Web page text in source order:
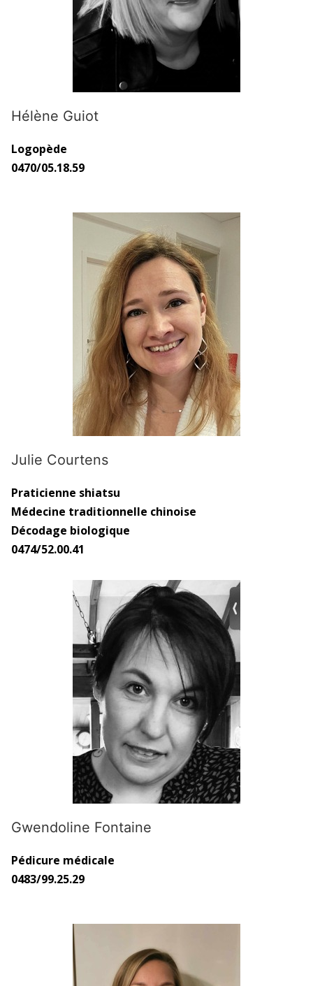
Hélène Guiot
Logopède
0470/05.18.59
Julie Courtens
Praticienne shiatsu
Médecine traditionnelle chinoise
Décodage biologique
0474/52.00.41
Gwendoline Fontaine
Pédicure médicale
0483/99.25.29